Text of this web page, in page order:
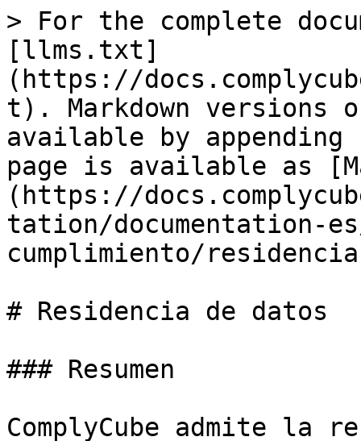
> For the complete
[llms.txt]
(https://
t). Markdown versions
available by
page is available as
(https://
tation/documentation-
cumplimiento/
# Residencia de datos
### Resumen
ComplyCube admite la